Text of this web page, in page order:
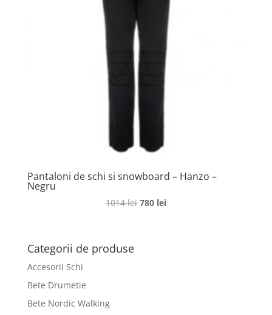
Pantaloni de schi si snowboard – Hanzo –
Negru
1014lei Prețul
780 leiPrețul
Categorii de produse
Accesorii Schi
Bete Drumetie
Bete Nordic Walking